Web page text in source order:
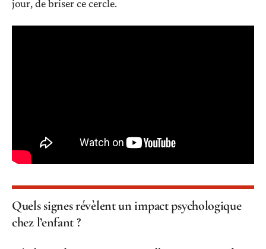
jour, de briser ce cercle.
Quels signes révèlent un impact psychologique
chez l’enfant ?